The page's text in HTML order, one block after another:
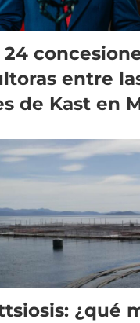
entre
de Kast en
¿qué